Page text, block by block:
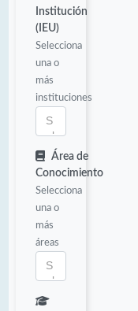
Institución
(IEU)
Selecciona
una o
más
instituciones
Área de
Conocimiento
Selecciona
una o
más
áreas